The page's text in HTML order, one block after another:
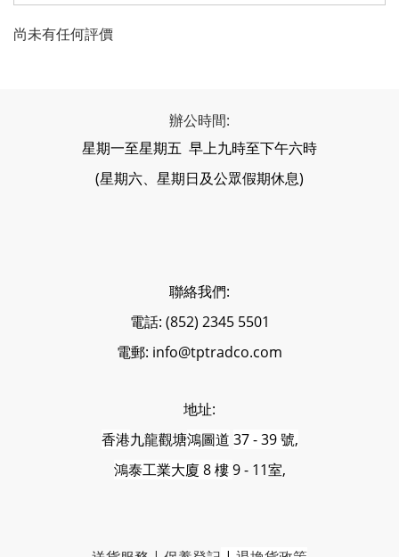
尚未有任何評價
辦公時間:
星期一至星期五 早上九時至下午六時
(星期六、星期日及公眾假期休息)
聯絡我們:
電話: (852) 2345 5501
電郵: info@tptradco.com
地址:
香港九龍觀塘鴻圖道 37 - 39 號,
鴻泰工業大廈 8 樓9 - 11室,